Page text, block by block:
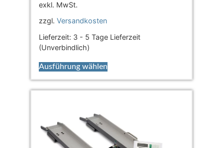
exkl. MwSt.
zzgl. Versandkosten
Lieferzeit: 3 - 5 Tage Lieferzeit
(Unverbindlich)
Ausführung wählen